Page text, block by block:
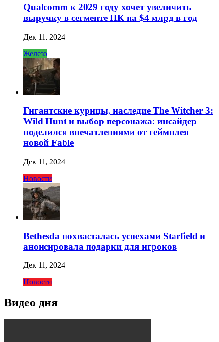
Qualcomm к 2029 году хочет увеличить
выручку в сегменте ПК на $4 млрд в год
Дек 11, 2024
Железо
Гигантские курицы, наследие The Witcher 3:
Wild Hunt и выбор персонажа: инсайдер
поделился впечатлениями от геймплея
новой Fable
Дек 11, 2024
Новости
Bethesda похвасталась успехами Starfield и
анонсировала подарки для игроков
Дек 11, 2024
Новости
Видео дня